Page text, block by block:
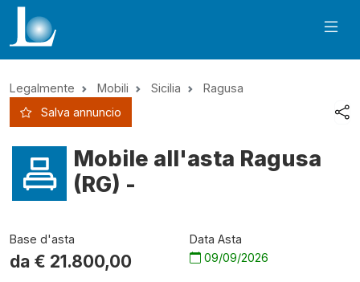
Legalmente Mobili Sicilia
Ragusa
Salva annuncio
Mobile all'asta Ragusa
(RG) -
Base d'asta
da € 21.800,00
Data Asta
09/09/2026